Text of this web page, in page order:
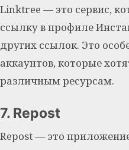
Linktree — это сервис,
ссылку в профиле
других ссылок. Это
аккаунтов, которые
различным ресурсам.
7. Repost
Repost — это